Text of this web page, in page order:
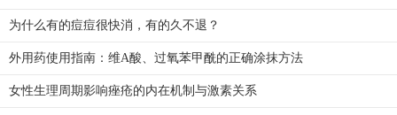
为什么有的痘痘很快消，有的久不退？
外用药使用指南：维A酸、过氧苯甲酰的正确涂抹方法
女性生理周期影响痤疮的内在机制与激素关系